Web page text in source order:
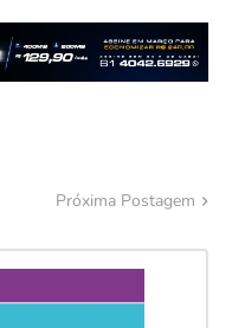
Próxima Postagem